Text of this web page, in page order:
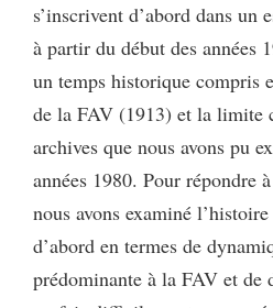
s’inscrivent d’abord dans un
à partir du début des années
un temps historique compris
de la FAV (1913) et la limite
archives que nous avons pu
années 1980. Pour répondre
nous avons examiné
d’abord en termes de
prédominante à la FAV et de